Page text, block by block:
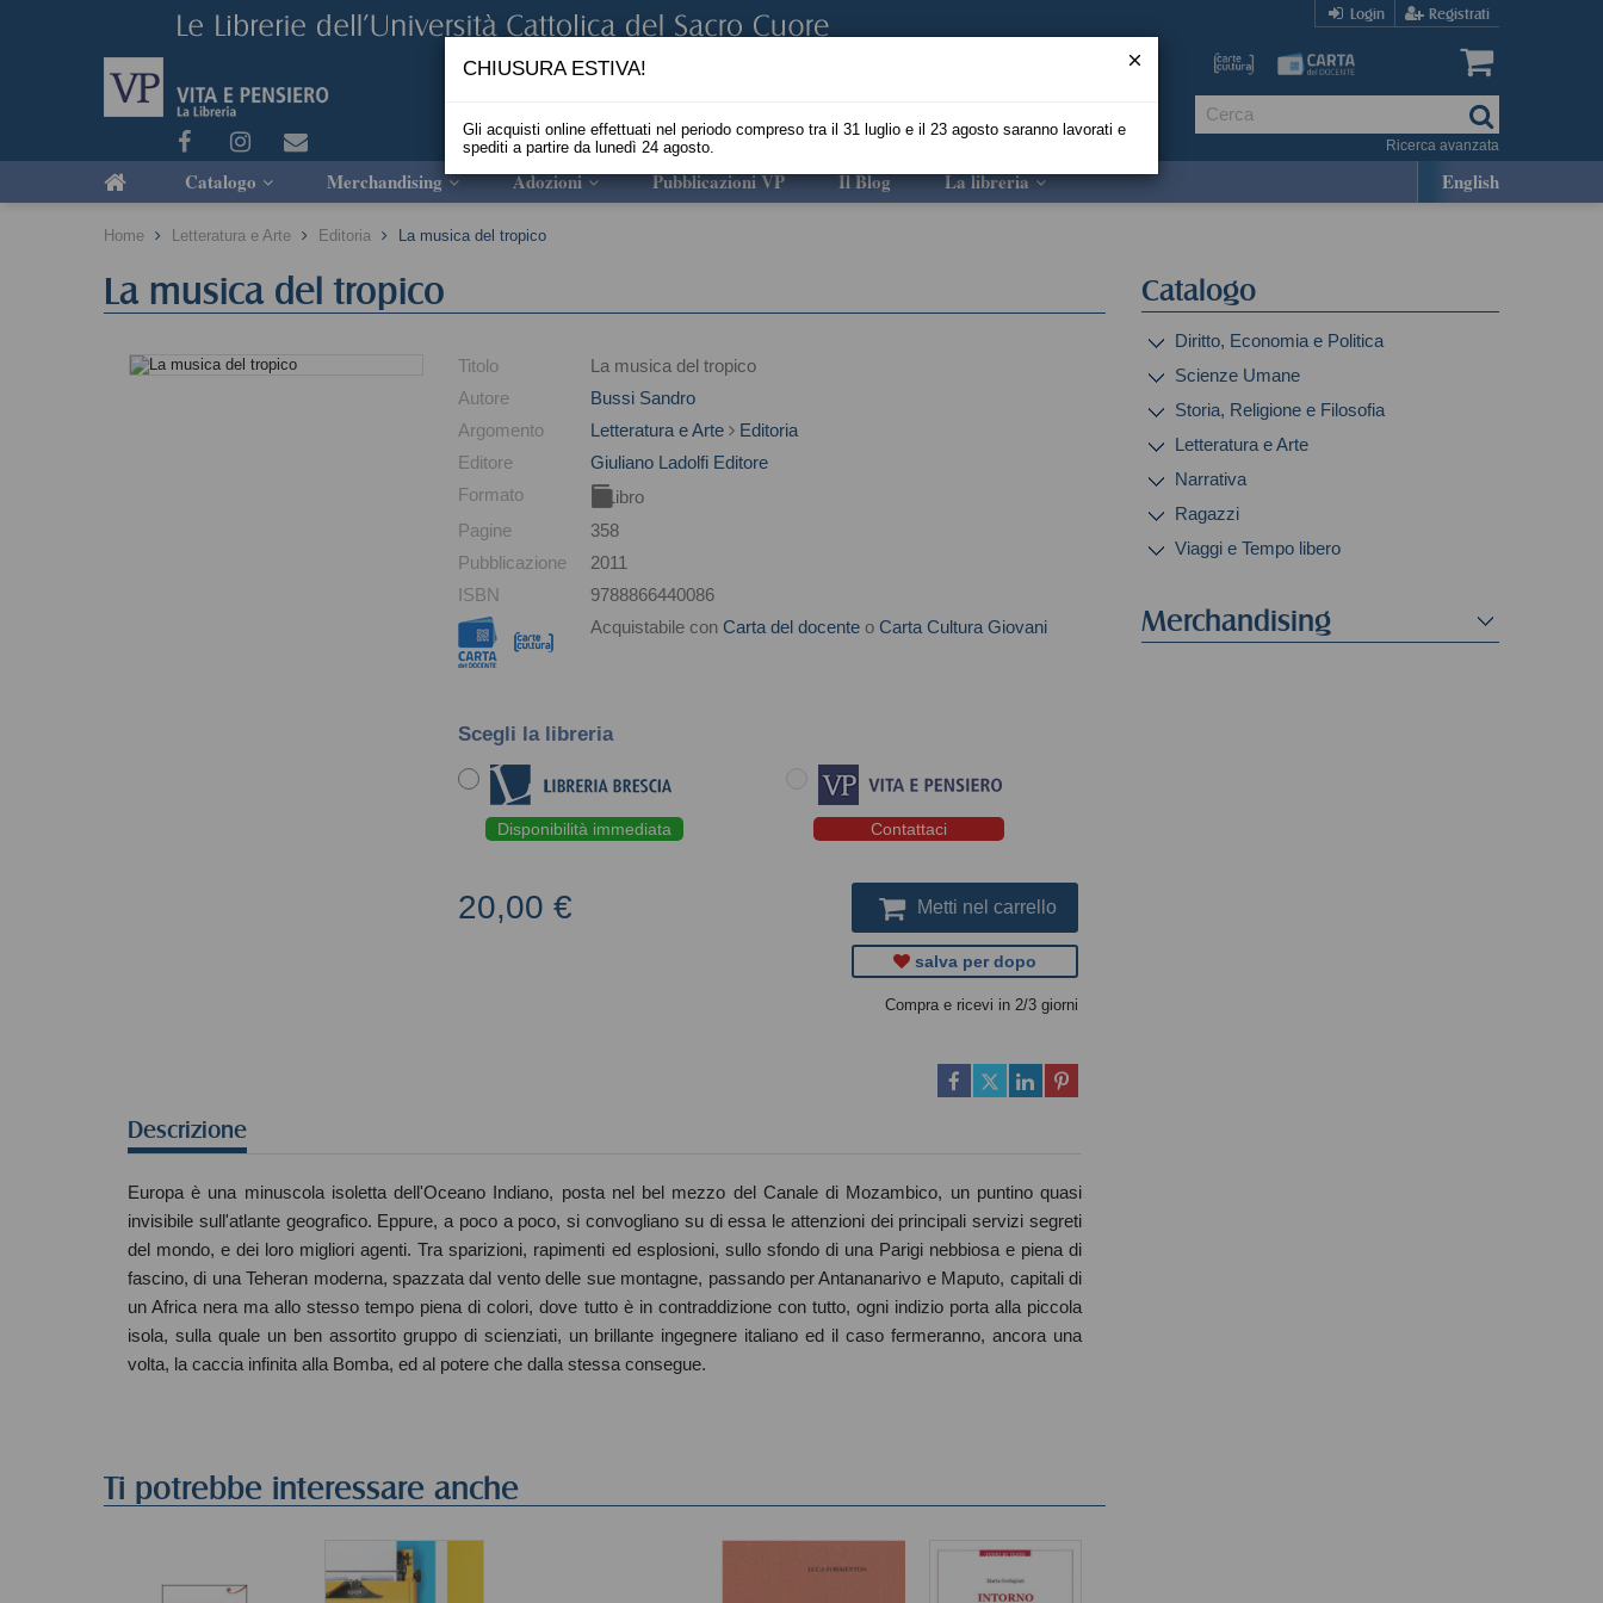
Login Registrati
Ricerca avanzata
Catalogo Merchandising Adozioni Pubblicazioni VP Il Blog La libreria English
Home Letteratura e Arte Editoria La musica del tropico
La musica del tropico
Titolo
La musica del tropico
Autore
Bussi Sandro
Argomento
Letteratura e Arte
Editoria
Editore
Giuliano Ladolfi Editore
Formato
Libro
Pagine
358
Pubblicazione
2011
ISBN
9788866440086
Acquistabile con Carta del docente o Carta Cultura Giovani
Scegli la libreria
Disponibilità immediata Contattaci
20,00 € Metti nel carrello
salva per dopo
Compra e ricevi in 2/3 giorni
Descrizione
Europa è una minuscola isoletta dell'Oceano Indiano, posta nel bel mezzo del Canale di Mozambico, un puntino quasi
invisibile sull'atlante geografico. Eppure, a poco a poco, si convogliano su di essa le attenzioni dei principali servizi segreti
del mondo, e dei loro migliori agenti. Tra sparizioni, rapimenti ed esplosioni, sullo sfondo di una Parigi nebbiosa e piena di
fascino, di una Teheran moderna, spazzata dal vento delle sue montagne, passando per Antananarivo e Maputo, capitali di
un Africa nera ma allo stesso tempo piena di colori, dove tutto è in contraddizione con tutto, ogni indizio porta alla piccola
isola, sulla quale un ben assortito gruppo di scienziati, un brillante ingegnere italiano ed il caso fermeranno, ancora una
volta, la caccia infinita alla Bomba, ed al potere che dalla stessa consegue.
Ti potrebbe interessare anche
Catalogo
Diritto, Economia e Politica
Scienze Umane
Storia, Religione e Filosofia
Letteratura e Arte
Narrativa
Ragazzi
Viaggi e Tempo libero
Merchandising
CHIUSURA ESTIVA!
Gli acquisti online effettuati nel periodo compreso tra il 31 luglio e il 23 agosto saranno lavorati e
spediti a partire da lunedì 24 agosto.